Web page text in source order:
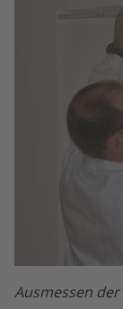
Ausmessen